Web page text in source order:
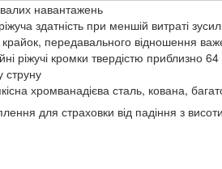
навантажень
здатність при меншій витраті
крайок, передавального відношення
ріжучі кромки твердістю приблизно
струну
хромванадієва сталь, кована,
для страховки від падіння з висоти